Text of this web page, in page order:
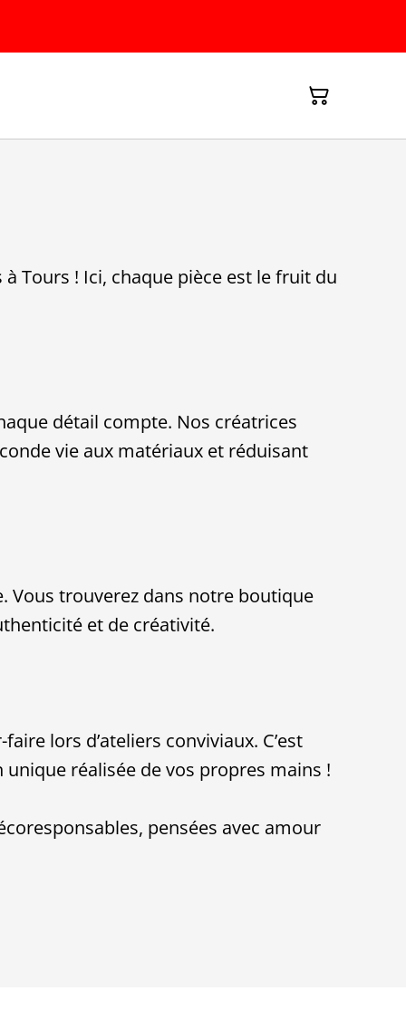
Tours ! Ici, chaque pièce est le fruit du
détail compte. Nos créatrices
vie aux matériaux et réduisant
Vous trouverez dans notre boutique
et de créativité.
lors d’ateliers conviviaux. C’est
réalisée de vos propres mains !
pensées avec amour